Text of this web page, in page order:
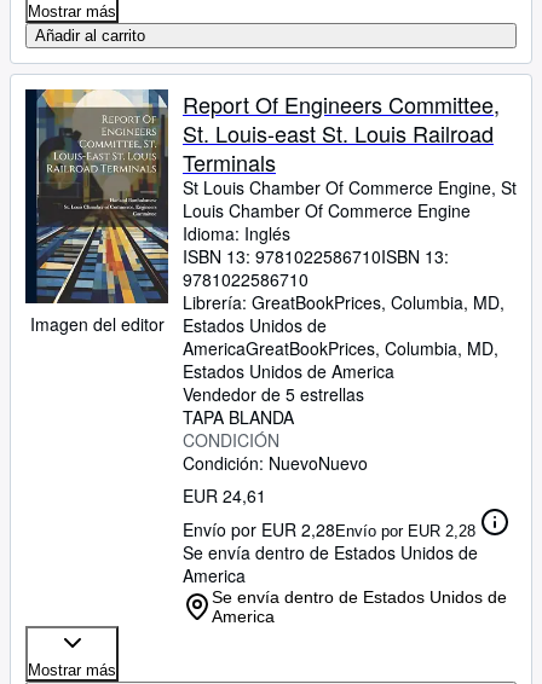
Mostrar más
Añadir al carrito
Imagen del editor
Report Of Engineers Committee,
St. Louis-east St. Louis Railroad
Terminals
St Louis Chamber Of Commerce Engine, St
Louis Chamber Of Commerce Engine
Idioma: Inglés
ISBN 13: 9781022586710ISBN 13:
9781022586710
Librería: GreatBookPrices, Columbia, MD,
Estados Unidos de
AmericaGreatBookPrices, Columbia, MD,
Estados Unidos de America
Vendedor de 5 estrellas
TAPA BLANDA
CONDICIÓN
Condición: NuevoNuevo
EUR 24,61
Envío por EUR 2,28Envío por EUR 2,28
Se envía dentro de Estados Unidos de
America
Se envía dentro de Estados Unidos de
America
Mostrar más